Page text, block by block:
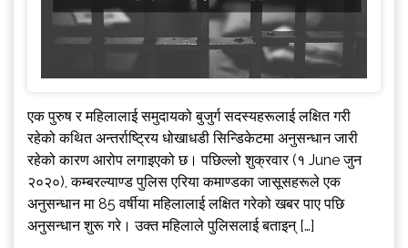
एक पुरुष र महिलालाई समुदायको बुजुर्ग सदस्यहरूलाई लक्षित गरी
रहेको कथित अन्तर्राष्ट्रिय धोखाधडी सिन्डिकेटमा अनुसन्धान जारी
रहेको कारण आरोप लगाइएको छ। पछिल्लो शुक्रवार (१ June जुन
२०२०), कम्बरल्याण्ड पुलिस एरिया कमाण्डका जासूसहरूले एक
अनुसन्धान मा 85 वर्षीया महिलालाई लक्षित गरेको खबर पाए पछि
अनुसन्धान शुरू गरे। उक्त महिलाले पुलिसलाई बताइन् […]